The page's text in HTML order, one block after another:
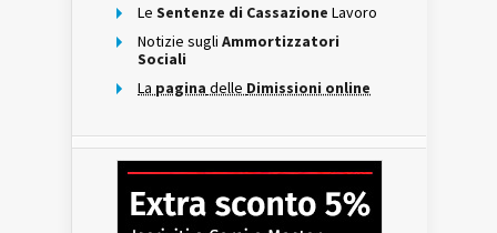
Le Sentenze di Cassazione Lavoro
Notizie sugli Ammortizzatori
Sociali
La pagina delle Dimissioni online